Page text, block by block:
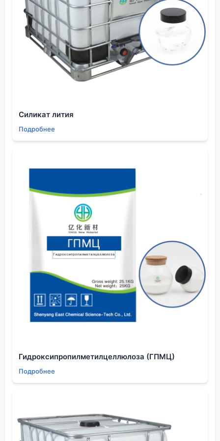
В производстве промежуточных продуктов для
пестицидов (еще одно направление, где активна
компанияООО Шэньян Ихуа Новые Материалы
такие тонкости критичны. Молекула-прекурсор
должна быть не только реакционноспособной в
нужной точке, но и обладать определенной
липофильностью/гидрофильностью,
сложности: металлирование орто-положения из-
изомеров.
нитрования 2-метилпиридина. Теоретически
нитрование должно идти преимущественно в
пара-положение к азоту. На практике, в жестких
условиях, получалась значительная доля орто-
продукта (к метильной группе) и смолы. Пришлось
снижать температуру, использовать комплекс
нитрующего агента, фактически жертвуя
скоростью ради селективности. Это типичная
ситуация, когдагетероатомдирижирует
процессом, и его нельзя игнорировать.
Аналитика и контроль: увидеть неочевидное
инструмент, но с пиридинами есть нюансы.
Химические сдвиги протонов в α-положении к
азоту сильно зависят от pH среды, даже от следов
субстанции, если один раз использовали DMSO-d6
с небольшим количеством воды, а другой раз —
хлороформ-d. Это нужно помнить всегда, особенно
Силикат лития
Подробнее
Гидроксипропилметилцеллюлоза (ГПМЦ)
Подробнее